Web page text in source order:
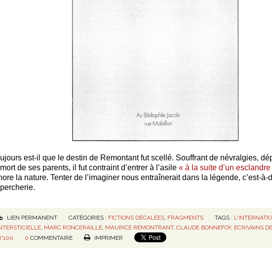
est-il que le destin de Remontant fut scellé. Souffrant de névralgies,
mort de ses parents, il fut contraint d’entrer à l’asile« à la suite d’un esclandre
la nature. Tenter de l’imaginer nous entraînerait dans la légende, c’est-à-
LIEN PERMANENT CATÉGORIES : FICTIONS DÉCALÉES, FRAGMENTS TAGS :
, MARC RONCERAILLE, MAURICE REMONTRANT,CLAUDE BONNEFOY, ECRIVAINS
0 COMMENTAIRE IMPRIMER